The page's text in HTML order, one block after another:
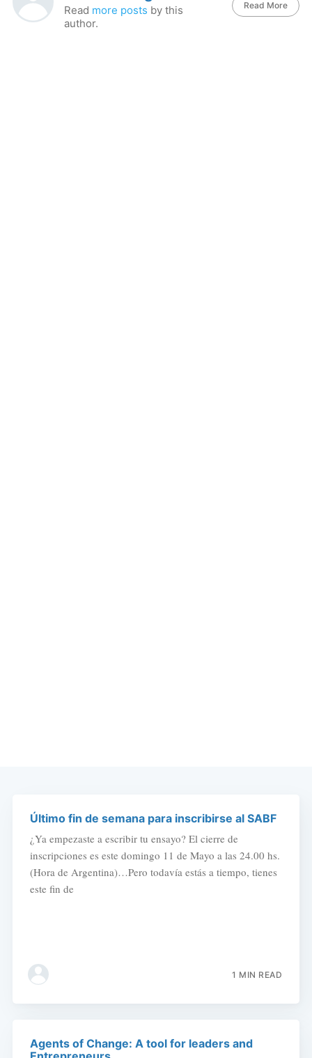
Read more posts by this
author.
Read More
Último fin de semana para inscribirse al SABF
¿Ya empezaste a escribir tu ensayo? El cierre de
inscripciones es este domingo 11 de Mayo a las 24.00 hs.
(Hora de Argentina)…Pero todavía estás a tiempo, tienes
este fin de
1 MIN READ
Agents of Change: A tool for leaders and